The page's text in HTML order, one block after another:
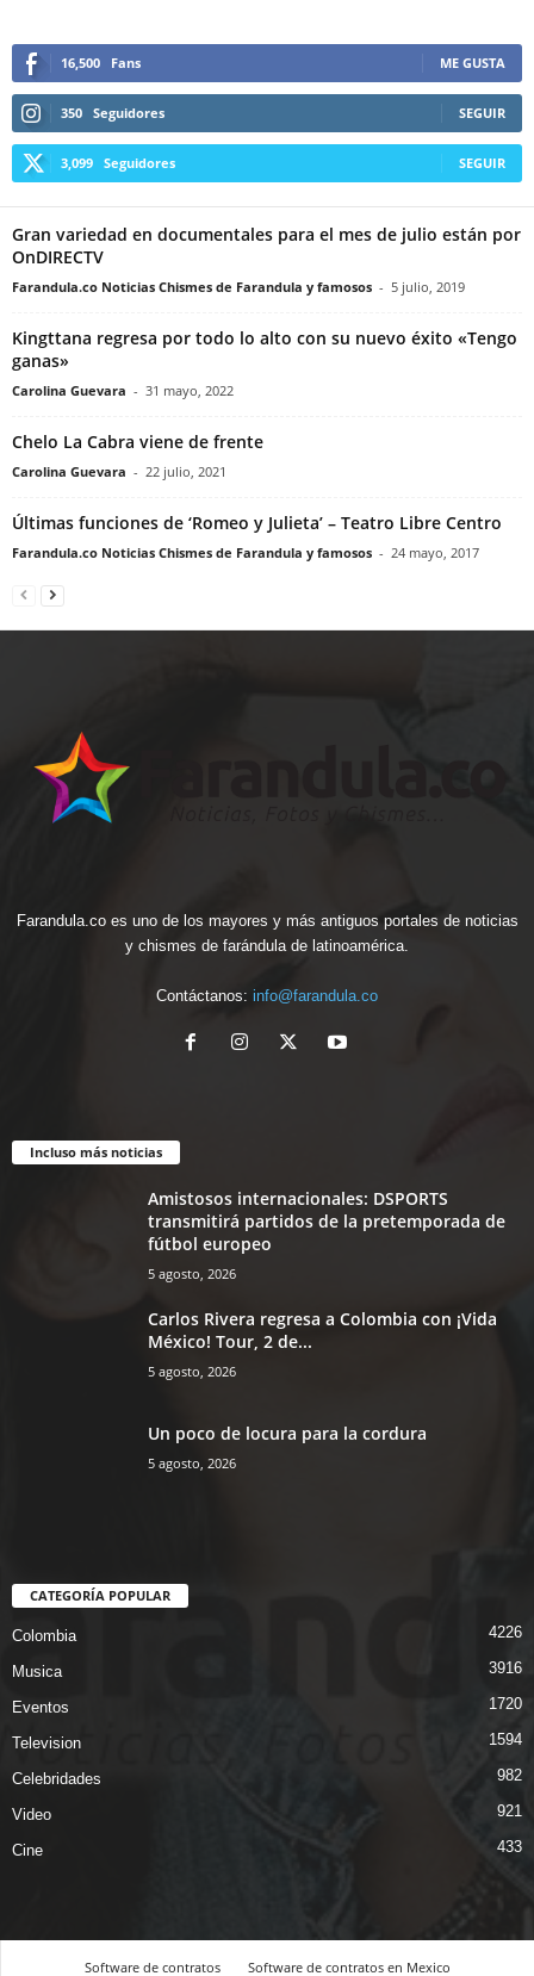
16,500 Fans ME GUSTA
350 Seguidores SEGUIR
3,099 Seguidores SEGUIR
Gran variedad en documentales para el mes de julio están por
OnDIRECTV
Farandula.co Noticias Chismes de Farandula y famosos - 5 julio, 2019
Kingttana regresa por todo lo alto con su nuevo éxito «Tengo
ganas»
Carolina Guevara - 31 mayo, 2022
Chelo La Cabra viene de frente
Carolina Guevara - 22 julio, 2021
Últimas funciones de ‘Romeo y Julieta’ – Teatro Libre Centro
Farandula.co Noticias Chismes de Farandula y famosos - 24 mayo, 2017
Farandula.co es uno de los mayores y más antiguos portales de noticias
y chismes de farándula de latinoamérica.
Contáctanos: info@farandula.co
Incluso más noticias
Amistosos internacionales: DSPORTS
transmitirá partidos de la pretemporada de
fútbol europeo
5 agosto, 2026
Carlos Rivera regresa a Colombia con ¡Vida
México! Tour, 2 de...
5 agosto, 2026
Un poco de locura para la cordura
5 agosto, 2026
CATEGORÍA POPULAR
Colombia 4226
Musica 3916
Eventos 1720
Television 1594
Celebridades 982
Video 921
Cine 433
Software de contratos Software de contratos en Mexico